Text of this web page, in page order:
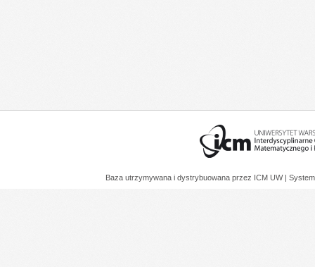
Baza utrzymywana i dystrybuowana przez ICM UW |